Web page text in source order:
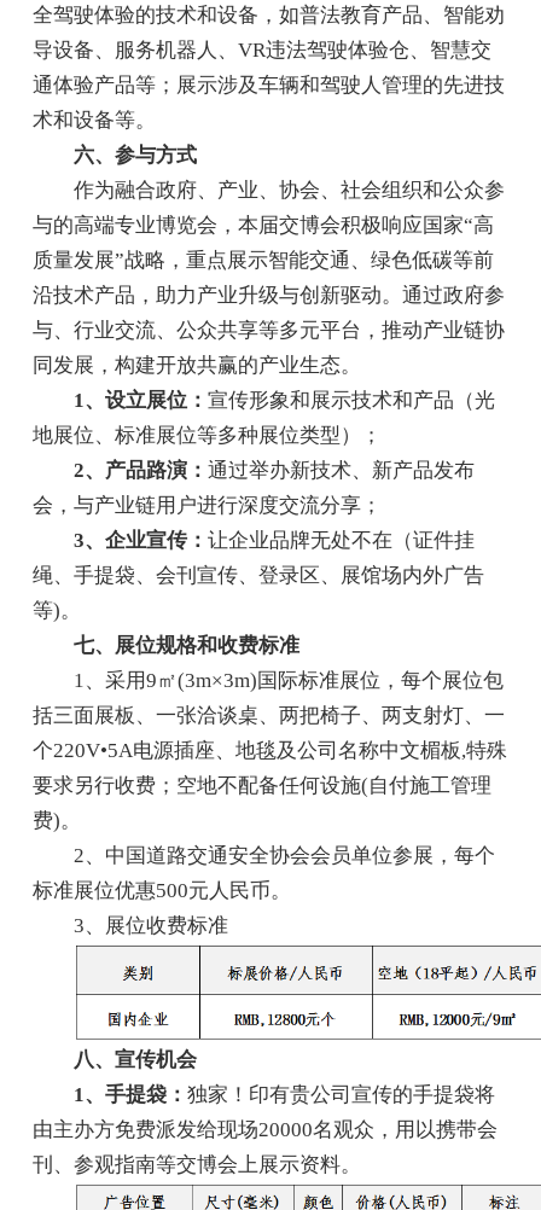
全驾驶体验的技术和设备，如普法教育产品、智能劝
导设备、服务机器人、VR违法驾驶体验仓、智慧交
通体验产品等；展示涉及车辆和驾驶人管理的先进技
术和设备等。
六、参与方式
作为融合政府、产业、协会、社会组织和公众参
与的高端专业博览会，本届交博会积极响应国家“高
质量发展”战略，重点展示智能交通、绿色低碳等前
沿技术产品，助力产业升级与创新驱动。通过政府参
与、行业交流、公众共享等多元平台，推动产业链协
同发展，构建开放共赢的产业生态。
1、设立展位： 宣传形象和展示技术和产品（光
地展位、标准展位等多种展位类型）；
2、产品路演： 通过举办新技术、新产品发布
会，与产业链用户进行深度交流分享；
3、企业宣传： 让企业品牌无处不在（证件挂
绳、手提袋、会刊宣传、登录区、展馆场内外广告
等)。
七、展位规格和收费标准
1、采用9㎡(3m×3m)国际标准展位，每个展位包
括三面展板、一张洽谈桌、两把椅子、两支射灯、一
个220V•5A电源插座、地毯及公司名称中文楣板,特殊
要求另行收费；空地不配备任何设施(自付施工管理
费)。
2、中国道路交通安全协会会员单位参展，每个
标准展位优惠500元人民币。
3、展位收费标准
八、宣传机会
1、手提袋： 独家！印有贵公司宣传的手提袋将
由主办方免费派发给现场20000名观众，用以携带会
刊、参观指南等交博会上展示资料。